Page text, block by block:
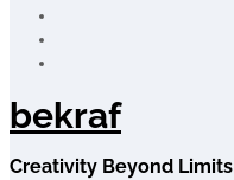
bekraf
Creativity Beyond Limits